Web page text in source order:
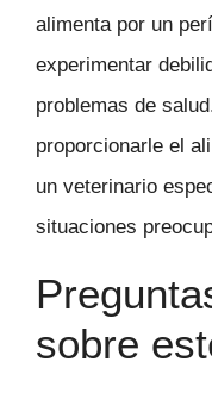
alimenta por un
experimentar
problemas de
proporcionarle el
un veterinario
situaciones
sobre